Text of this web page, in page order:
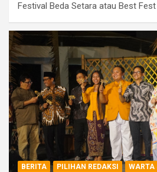
Festival Beda Setara atau Best
BERITA PILIHAN REDAKSI WARTA